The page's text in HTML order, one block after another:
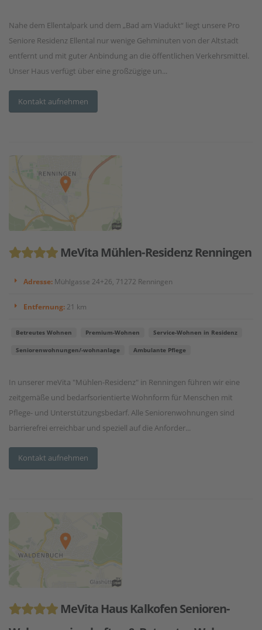
Nahe dem Ellentalpark und dem „Bad am Viadukt“ liegt unsere Pro
Seniore Residenz Ellental nur wenige Gehminuten von der Altstadt
entfernt und mit guter Anbindung an die öffentlichen Verkehrsmittel.
Unser Haus verfügt über eine großzügige un...
Kontakt aufnehmen
MeVita Mühlen-Residenz Renningen
Adresse: Mühlgasse 24+26, 71272 Renningen
Entfernung: 21 km
Betreutes Wohnen Premium-Wohnen Service-Wohnen in Residenz
Seniorenwohnungen/-wohnanlage Ambulante Pflege
In unserer meVita "Mühlen-Residenz" in Renningen führen wir eine
zeitgemäße und bedarfsorientierte Wohnform für Menschen mit
Pflege- und Unterstützungsbedarf. Alle Seniorenwohnungen sind
barrierefrei erreichbar und speziell auf die Anforder...
Kontakt aufnehmen
MeVita Haus Kalkofen Senioren-